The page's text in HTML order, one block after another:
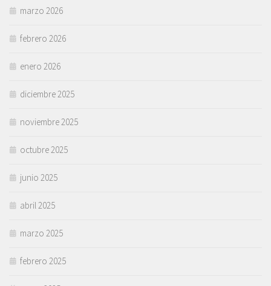
marzo 2026
febrero 2026
enero 2026
diciembre 2025
noviembre 2025
octubre 2025
junio 2025
abril 2025
marzo 2025
febrero 2025